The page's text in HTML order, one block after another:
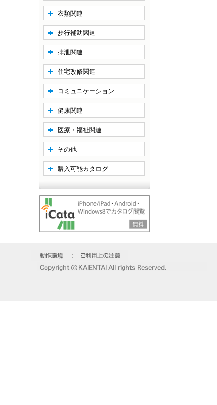
衣類関連
歩行補助関連
排泄関連
住宅改修関連
コミュニケーション
健康関連
医療・福祉関連
その他
購入可能カタログ